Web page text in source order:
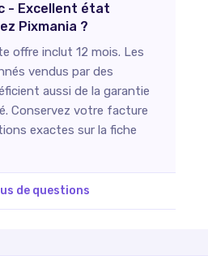
- Excellent état
Pixmania ?
offre inclut 12 mois. Les
vendus par des
aussi de la garantie
Conservez votre facture
exactes sur la fiche
de questions